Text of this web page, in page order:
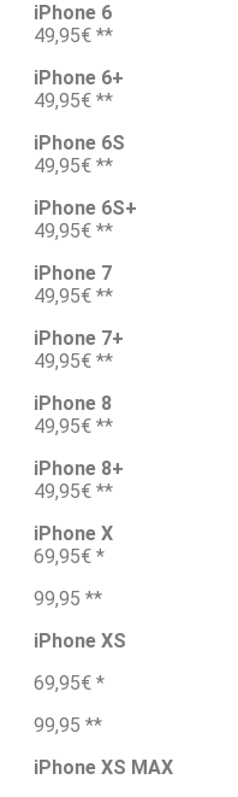
iPhone 6
49,95€ **
iPhone 6+
49,95€ **
iPhone 6S
49,95€ **
iPhone 6S+
49,95€ **
iPhone 7
49,95€ **
iPhone 7+
49,95€ **
iPhone 8
49,95€ **
iPhone 8+
49,95€ **
iPhone X
69,95€ *
99,95 **
iPhone XS
69,95€ *
99,95 **
iPhone XS MAX